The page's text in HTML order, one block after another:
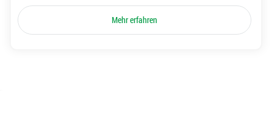
Mehr erfahren